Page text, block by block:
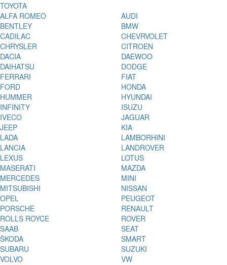
TOYOTA
ALFA ROMEO
AUDI
BENTLEY
BMW
CADILAC
CHEVRVOLET
CHRYSLER
CITROEN
DACIA
DAEWOO
DAIHATSU
DODGE
FERRARI
FIAT
FORD
HONDA
HUMMER
HYUNDAI
INFINITY
ISUZU
IVECO
JAGUAR
JEEP
KIA
LADA
LAMBORHINI
LANCIA
LANDROVER
LEXUS
LOTUS
MASERATI
MAZDA
MERCEDES
MINI
MITSUBISHI
NISSAN
OPEL
PEUGEOT
PORSCHE
RENAULT
ROLLS ROYCE
ROVER
SAAB
SEAT
ŠKODA
SMART
SUBARU
SUZUKI
VOLVO
VW